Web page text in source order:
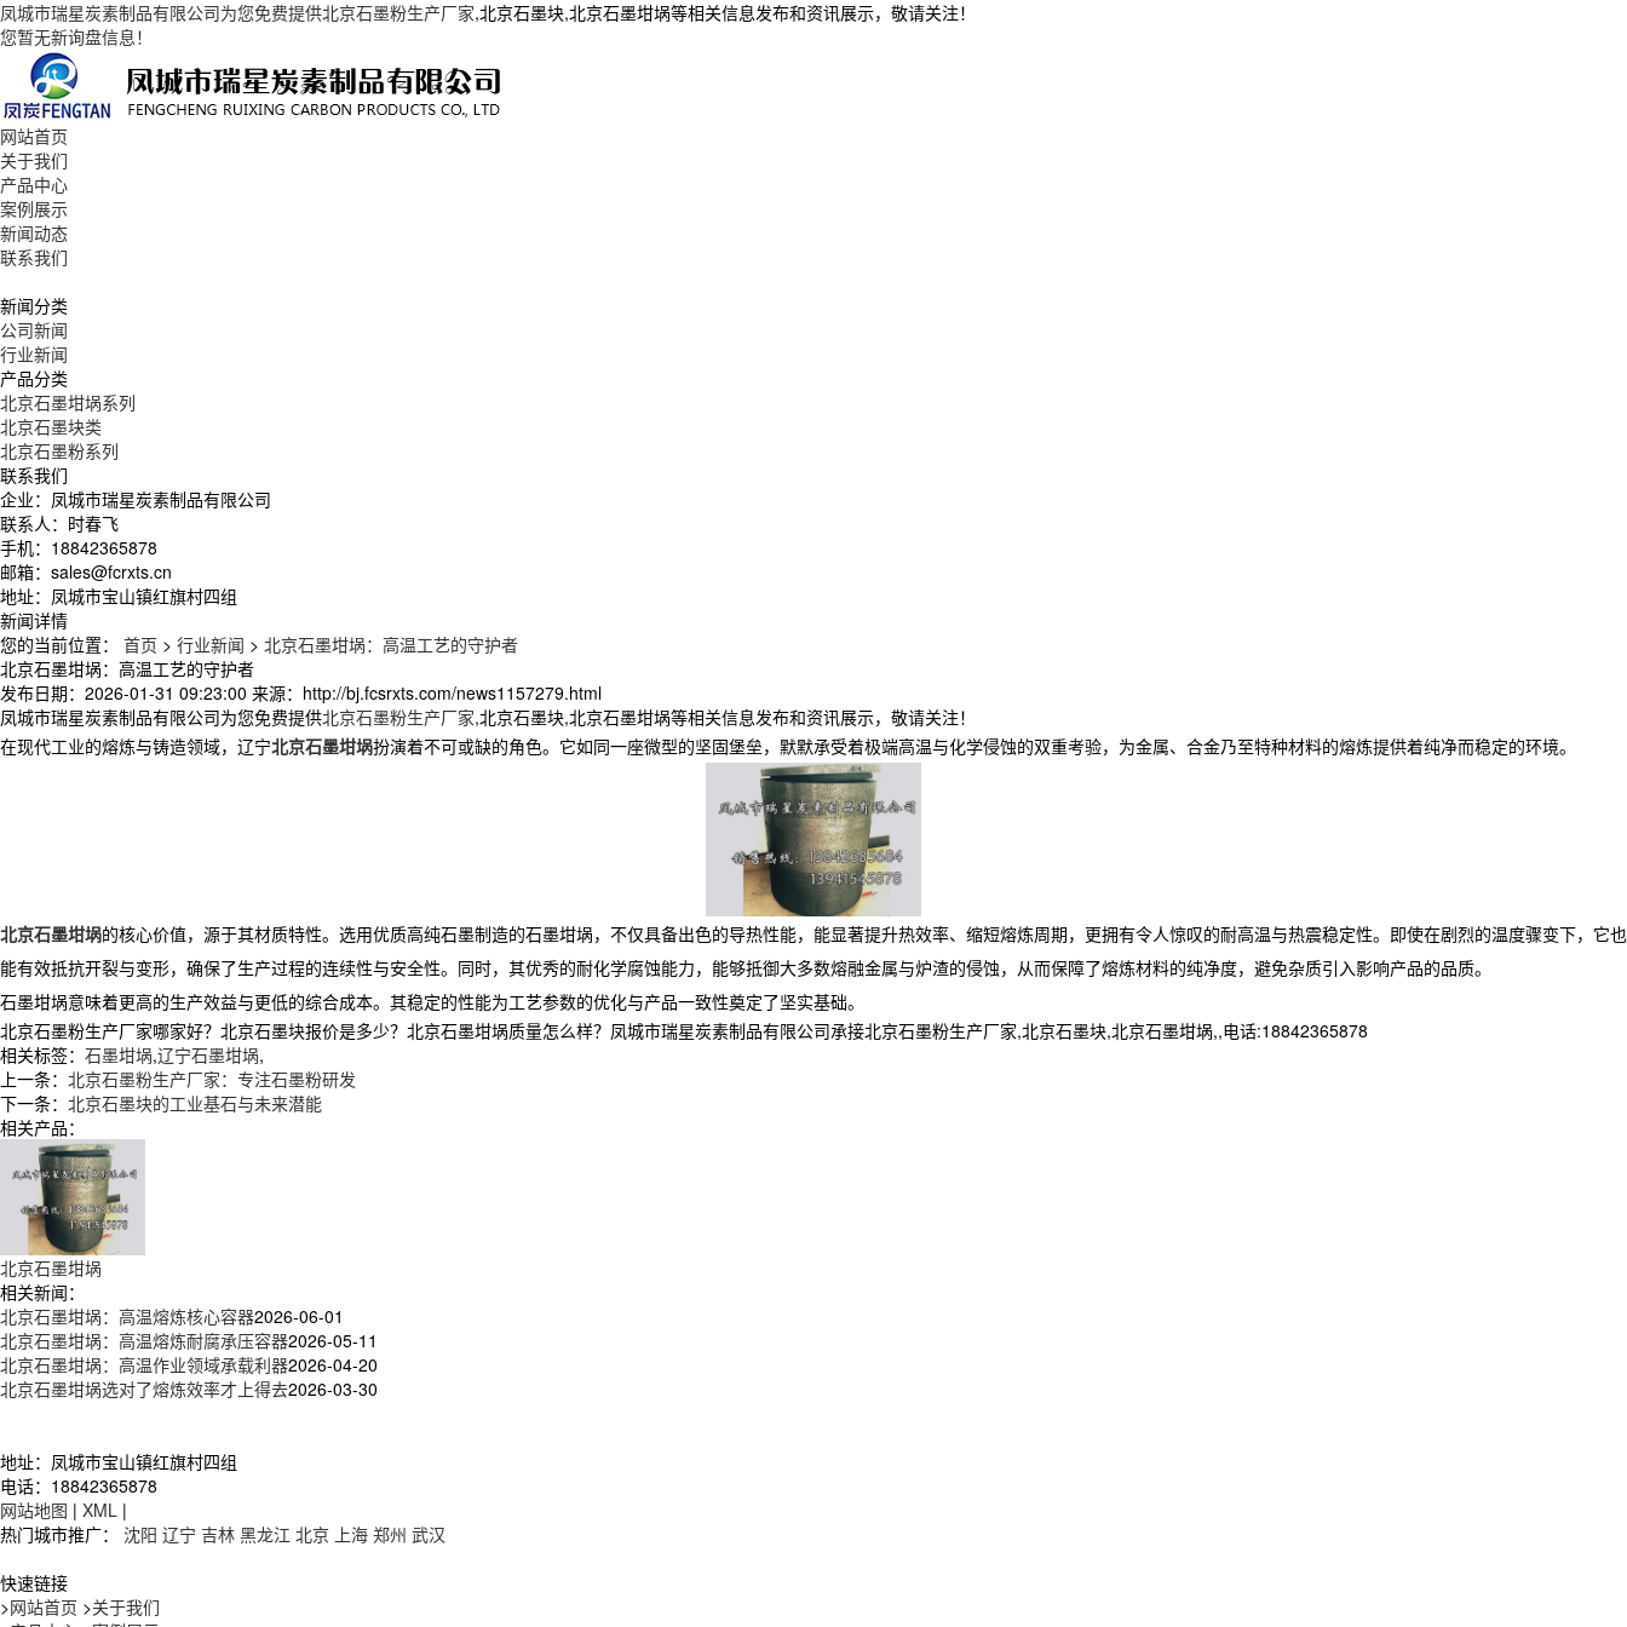
凤城市瑞星炭素制品有限公司为您免费提供北京石墨粉生产厂家,北京石墨块,北京石墨坩埚等相关信息发布和资讯展示，敬请关注！
您暂无新询盘信息！
网站首页
关于我们
产品中心
案例展示
新闻动态
联系我们
新闻分类
公司新闻
行业新闻
产品分类
北京石墨坩埚系列
北京石墨块类
北京石墨粉系列
联系我们
企业：凤城市瑞星炭素制品有限公司
联系人：时春飞
手机：18842365878
邮箱：sales@fcrxts.cn
地址：凤城市宝山镇红旗村四组
新闻详情
您的当前位置： 首页 > 行业新闻 > 北京石墨坩埚：高温工艺的守护者
北京石墨坩埚：高温工艺的守护者
发布日期： 2026-01-31 09:23:00 来源： http://bj.fcsrxts.com/news1157279.html
凤城市瑞星炭素制品有限公司为您免费提供北京石墨粉生产厂家,北京石墨块,北京石墨坩埚等相关信息发布和资讯展示，敬请关注！
在现代工业的熔炼与铸造领域，辽宁北京石墨坩埚扮演着不可或缺的角色。它如同一座微型的坚固堡垒，默默承受着极端高温与化学侵蚀的双重考验，为金属、合金乃至特种材料的熔炼提供着纯净而稳定的环境。
北京石墨坩埚的核心价值，源于其材质特性。选用优质高纯石墨制造的石墨坩埚，不仅具备出色的导热性能，能显著提升热效率、缩短熔炼周期，更拥有令人惊叹的耐高温与热震稳定性。即使在剧烈的温度骤变下，它也
能有效抵抗开裂与变形，确保了生产过程的连续性与安全性。同时，其优秀的耐化学腐蚀能力，能够抵御大多数熔融金属与炉渣的侵蚀，从而保障了熔炼材料的纯净度，避免杂质引入影响产品的品质。
石墨坩埚意味着更高的生产效益与更低的综合成本。其稳定的性能为工艺参数的优化与产品一致性奠定了坚实基础。
北京石墨粉生产厂家哪家好？北京石墨块报价是多少？北京石墨坩埚质量怎么样？凤城市瑞星炭素制品有限公司承接北京石墨粉生产厂家,北京石墨块,北京石墨坩埚,,电话:18842365878
相关标签： 石墨坩埚,辽宁石墨坩埚,
上一条： 北京石墨粉生产厂家：专注石墨粉研发
下一条： 北京石墨块的工业基石与未来潜能
相关产品：
北京石墨坩埚
相关新闻：
北京石墨坩埚：高温熔炼核心容器2026-06-01
北京石墨坩埚：高温熔炼耐腐承压容器2026-05-11
北京石墨坩埚：高温作业领域承载利器2026-04-20
北京石墨坩埚选对了熔炼效率才上得去2026-03-30
地址：凤城市宝山镇红旗村四组
电话：18842365878
网站地图 | XML |
热门城市推广： 沈阳 辽宁 吉林 黑龙江 北京 上海 郑州 武汉
快速链接
>网站首页 >关于我们